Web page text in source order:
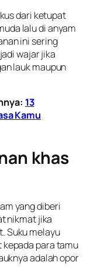
dari ketupat
lalu di anyam
ini sering
wajar jika
lauk maupun
13
Kamu
khas
yang diberi
nikmat jika
Suku melayu
para tamu
adalah opor